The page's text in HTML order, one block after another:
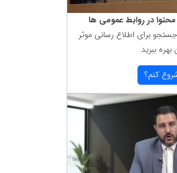
در روابط عمومی ها
برای اطلاع رسانی موثر
بهره ببرید
كنم؟